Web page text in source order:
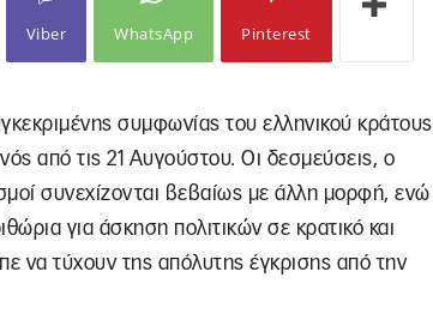
Viber WhatsApp Pinterest
συμφωνίας του ελληνικού κράτους
από τις 21 Αυγούστου. Οι δεσμεύσεις, ο
συνεχίζονται βεβαίως με άλλη μορφή, ενώ
για άσκηση πολιτικών σε κρατικό και
να τύχουν της απόλυτης έγκρισης από την